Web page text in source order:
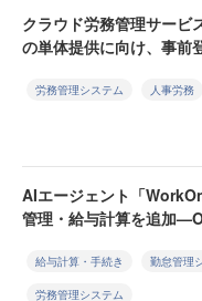
クラウド労務管理サービ
の単体提供に向け、事
労務管理システム 人事労務
AIエージェント「
管理・給与計算を追加
給与計算・手続き 勤怠管理
労務管理システム